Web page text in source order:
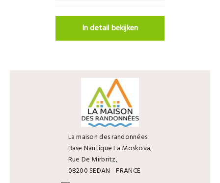
In detail bekijken
La maison des randonnées
Base Nautique La Moskova,
Rue De Mirbritz,
08200 SEDAN - FRANCE